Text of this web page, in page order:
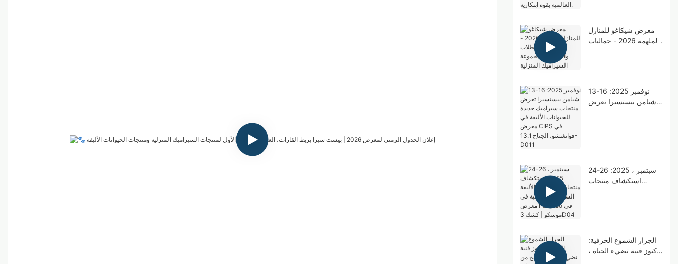
معرض شيكاغو للمنازل
الملهمة 2026 - جماليات
13-16 نوفمبر 2025:
شيامن بيستسيرا تعرض
24-26 سبتمبر ، 2025:
استكشاف منتجات
الجرار الشموع الخزفية:
كنوز فنية تضيء الحياة ،